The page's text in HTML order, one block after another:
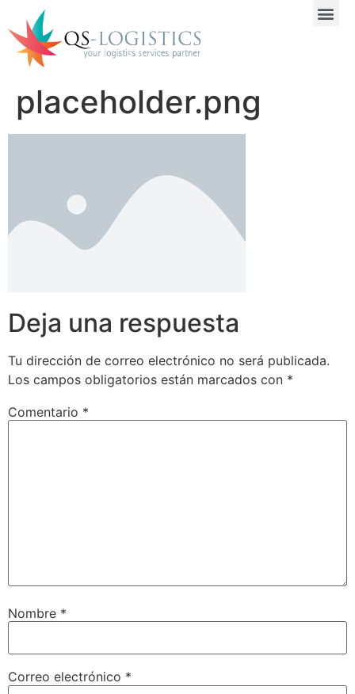
placeholder.png
Deja una respuesta
Tu dirección de correo electrónico no será publicada.
Los campos obligatorios están marcados con *
Comentario *
Nombre *
Correo electrónico *